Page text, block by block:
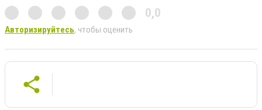
0,0
Авторизируйтесь, чтобы оценить